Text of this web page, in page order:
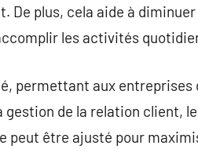
De plus, cela aide à diminuer
les activités
permettant aux entreprises
gestion de la relation client,
peut être ajusté pour